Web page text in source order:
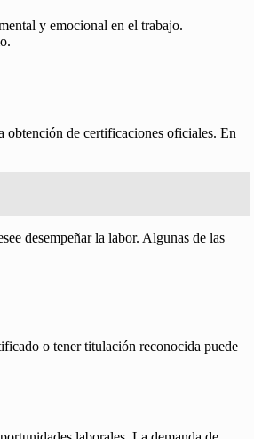
y emocional en el trabajo.
obtención de certificaciones oficiales. En
desempeñar la labor. Algunas de las
o tener titulación reconocida puede